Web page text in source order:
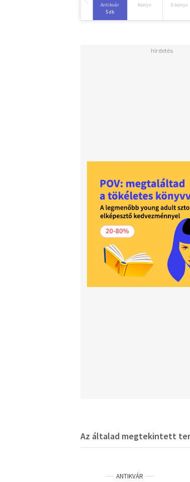
Antikvár
5 db
Könyv E-könyv
Az általad megtekintett
ANTIKVÁR